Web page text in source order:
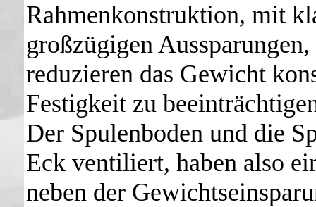
Rahmenkonstruktion, mit
großzügigen
reduzieren das Gewicht
Festigkeit zu
Der Spulenboden und die
Eck ventiliert, haben also
neben der